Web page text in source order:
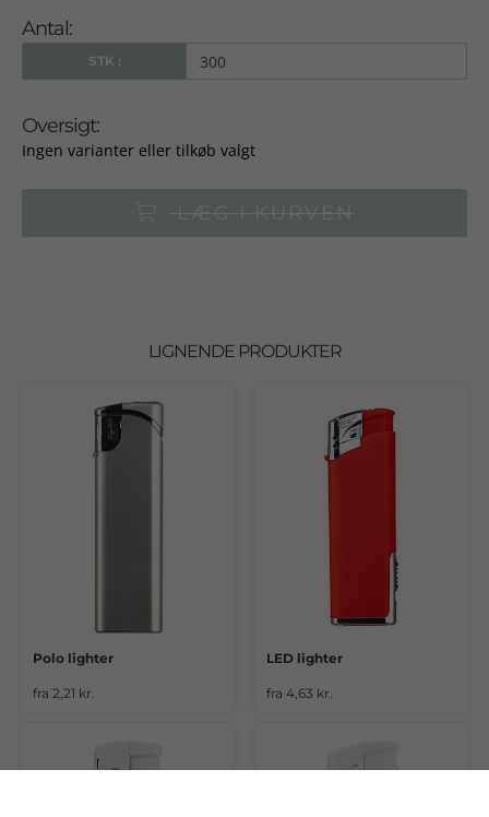
Antal:
STK :
Oversigt:
Ingen varianter eller tilkøb valgt
LIGNENDE PRODUKTER
Polo lighter
fra 2,21 kr.
LED lighter
fra 4,63 kr.